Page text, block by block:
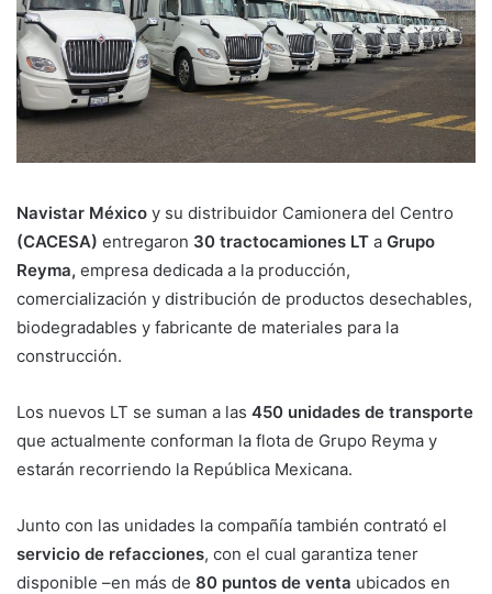
Navistar México y su distribuidor Camionera del Centro
(CACESA) entregaron 30 tractocamiones LT a Grupo
Reyma, empresa dedicada a la producción,
comercialización y distribución de productos desechables,
biodegradables y fabricante de materiales para la
construcción.
Los nuevos LT se suman a las 450 unidades de transporte
que actualmente conforman la flota de Grupo Reyma y
estarán recorriendo la República Mexicana.
Junto con las unidades la compañía también contrató el
servicio de refacciones, con el cual garantiza tener
disponible ­–en más de 80 puntos de venta ubicados en